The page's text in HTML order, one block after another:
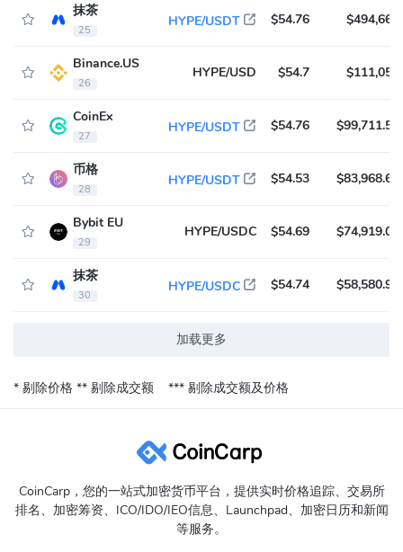
抹茶
25
HYPE/USDT $54.76 $494,666
Binance.US
26
HYPE/USD $54.7 $111,054
CoinEx
27
HYPE/USDT $54.76 $99,711.59
币格
28
HYPE/USDT $54.53 $83,968.62
Bybit EU
29
HYPE/USDC $54.69 $74,919.04
抹茶
30
HYPE/USDC $54.74 $58,580.92
加载更多
* 剔除价格 ** 剔除成交额 *** 剔除成交额及价格
CoinCarp，您的一站式加密货币平台，提供实时价格追踪、交易所
排名、加密筹资、ICO/IDO/IEO信息、Launchpad、加密日历和新闻
等服务。